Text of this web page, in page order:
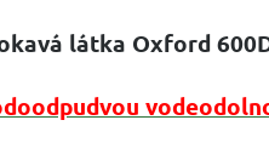
látka Oxford